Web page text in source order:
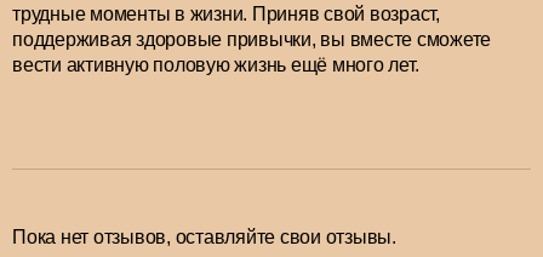
трудные моменты в жизни. Приняв свой возраст,
поддерживая здоровые привычки, вы вместе сможете
вести активную половую жизнь ещё много лет.
Пока нет отзывов, оставляйте свои отзывы.